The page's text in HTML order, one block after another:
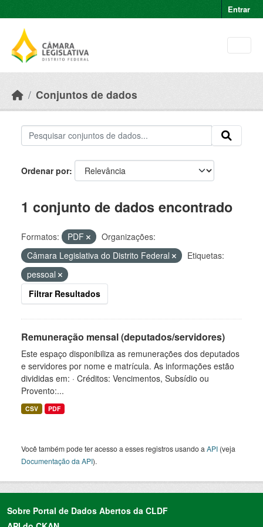
Entrar
Conjuntos de dados
Ordenar por
1 conjunto de dados encontrado
Formatos: PDF
Organizações:
Câmara Legislativa do Distrito Federal
Etiquetas:
pessoal
Filtrar Resultados
Remuneração mensal (deputados/servidores)
Este espaço disponibiliza as remunerações dos deputados
e servidores por nome e matrícula. As informações estão
divididas em: · Créditos: Vencimentos, Subsídio ou
Provento:...
CSV PDF
Você também pode ter acesso a esses registros usando a API (veja
Documentação da API).
Sobre Portal de Dados Abertos da CLDF